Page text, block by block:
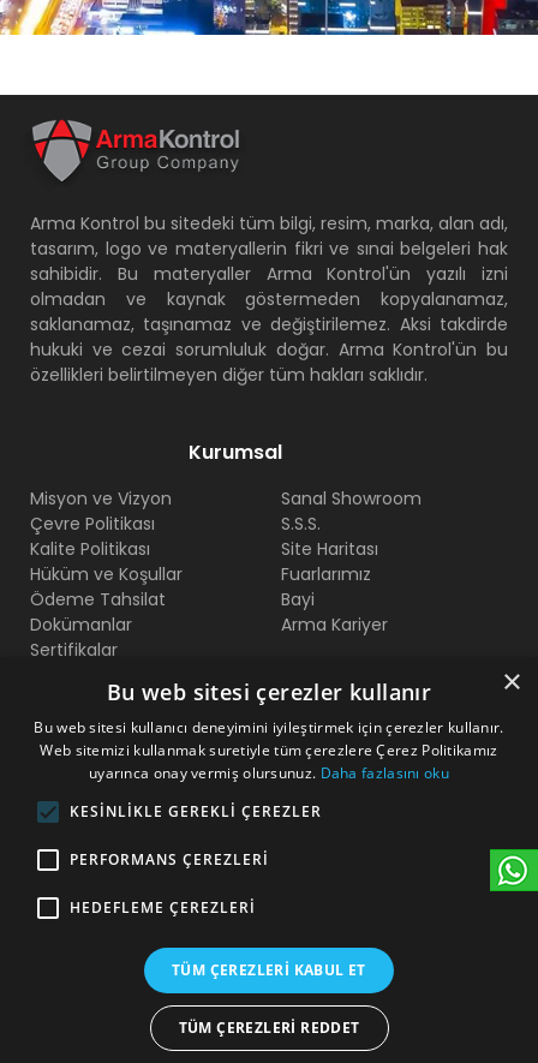
Arma Kontrol bu sitedeki tüm bilgi, resim, marka, alan adı,
tasarım, logo ve materyallerin fikri ve sınai belgeleri hak
sahibidir. Bu materyaller Arma Kontrol'ün yazılı izni
olmadan ve kaynak göstermeden kopyalanamaz,
saklanamaz, taşınamaz ve değiştirilemez. Aksi takdirde
hukuki ve cezai sorumluluk doğar. Arma Kontrol'ün bu
özellikleri belirtilmeyen diğer tüm hakları saklıdır.
Kurumsal
Misyon ve Vizyon
Çevre Politikası
Kalite Politikası
Hüküm ve Koşullar
Ödeme Tahsilat
Dokümanlar
Sertifikalar
Sanal Showroom
S.S.S.
Site Haritası
Fuarlarımız
Bayi
Arma Kariyer
Bize Ulaşın
Beylikdüzü O.S.B Mermerciler San. Sitesi 2. Cadde No:11
×
Bu web sitesi çerezler kullanır
Bu web sitesi kullanıcı deneyimini iyileştirmek için çerezler kullanır.
Web sitemizi kullanmak suretiyle tüm çerezlere Çerez Politikamız
uyarınca onay vermiş olursunuz. Daha fazlasını oku
KESINLIKLE GEREKLI ÇEREZLER
PERFORMANS ÇEREZLERI
HEDEFLEME ÇEREZLERI
TÜM ÇEREZLERI KABUL ET
TÜM ÇEREZLERI REDDET